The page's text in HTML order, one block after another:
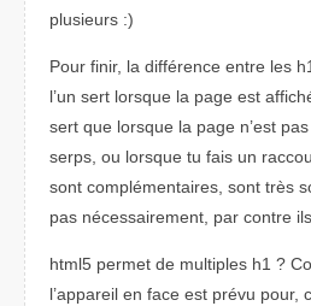
plusieurs :)
Pour finir, la différence entre les
l’un sert lorsque la page est
sert que lorsque la page n’est
serps, ou lorsque tu fais un
sont complémentaires, sont très
pas nécessairement, par contre
html5 permet de multiples h1 ?
l’appareil en face est prévu pour,